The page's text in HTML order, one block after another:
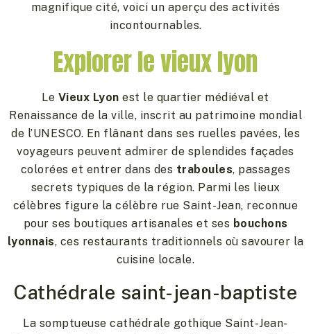
magnifique cité, voici un aperçu des activités
incontournables.
Explorer le vieux lyon
Le Vieux Lyon est le quartier médiéval et
Renaissance de la ville, inscrit au patrimoine mondial
de l’UNESCO. En flânant dans ses ruelles pavées, les
voyageurs peuvent admirer de splendides façades
colorées et entrer dans des traboules, passages
secrets typiques de la région. Parmi les lieux
célèbres figure la célèbre rue Saint-Jean, reconnue
pour ses boutiques artisanales et ses bouchons
lyonnais, ces restaurants traditionnels où savourer la
cuisine locale.
Cathédrale saint-jean-baptiste
La somptueuse cathédrale gothique Saint-Jean-